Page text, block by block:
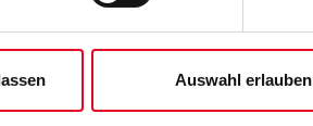
Auswahl erlauben